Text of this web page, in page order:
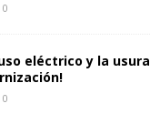
0
eléctrico y la usura
0